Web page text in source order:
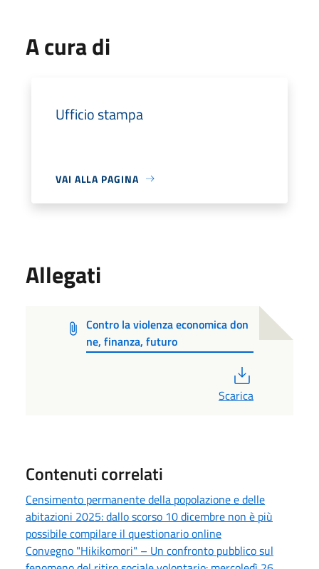
A cura di
Ufficio stampa
VAI ALLA PAGINA
Allegati
Contro la violenza economica don
ne, finanza, futuro
Scarica
Contenuti correlati
Censimento permanente della popolazione e delle
abitazioni 2025: dallo scorso 10 dicembre non è più
possibile compilare il questionario online
Convegno "Hikikomori" – Un confronto pubblico sul